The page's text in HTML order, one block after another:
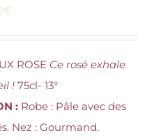
€
ROSE Ce rosé exhale
!75cl- 13°
:Robe : Pâle avec des
Nez : Gourmand.